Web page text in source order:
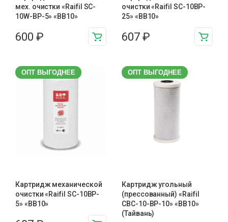
мех. очистки «Raifil SC-
10W-BP-5» «BB10»
600 ₽
очистки «Raifil SC-10BP-
25» «BB10»
607 ₽
ОПТ ВЫГОДНЕЕ
Картридж механической
очистки «Raifil SC-10BP-
5» «BB10»
ОПТ ВЫГОДНЕЕ
Картридж угольный
(прессованный) «Raifil
CBC-10-BP-10» «BB10»
(Тайвань)